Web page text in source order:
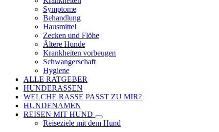
Symptome
Behandlung
Hausmittel
Zecken und Flöhe
Ältere Hunde
Krankheiten vorbeugen
Schwangerschaft
Hygiene
ALLE RATGEBER
HUNDERASSEN
WELCHE RASSE PASST ZU MIR?
HUNDENAMEN
REISEN MIT HUND
Reiseziele mit dem Hund